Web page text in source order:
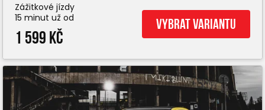
Zážitkové jízdy
15 minut už od
1 599 Kč
Vybrat variantu